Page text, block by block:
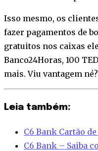
Isso mesmo, os
fazer pagamentos de
gratuitos nos caixas
Banco24Horas, 100
mais. Viu vantagem né?
Leia também:
C6 Bank Cartão
C6 Bank – Saiba